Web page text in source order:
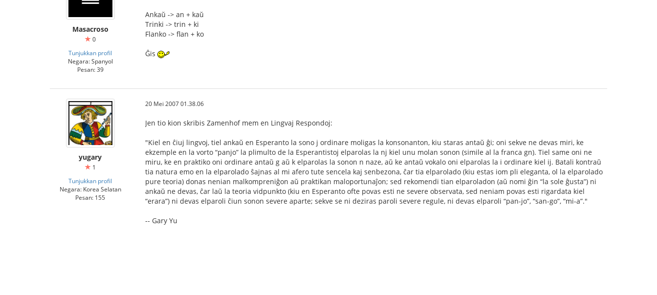
Masacroso
0
Tunjukkan profil
Negara: Spanyol
Pesan: 39
Ankaŭ -> an + kaŭ
Trinki -> trin + ki
Flanko -> flan + ko
Ĝis
yugary
1
Tunjukkan profil
Negara: Korea Selatan
Pesan: 155
20 Mei 2007 01.38.06
Jen tio kion skribis Zamenhof mem en Lingvaj Respondoj:
"Kiel en ĉiuj lingvoj, tiel ankaŭ en Esperanto la sono j ordinare moligas la konsonanton, kiu staras antaŭ ĝi; oni sekve ne devas miri, ke
ekzemple en la vorto “panjo” la plimulto de la Esperantistoj elparolas la nj kiel unu molan sonon (simile al la franca gn). Tiel same oni ne
miru, ke en praktiko oni ordinare antaŭ g aŭ k elparolas la sonon n naze, aŭ ke antaŭ vokalo oni elparolas la i ordinare kiel ij. Batali kontraŭ
tia natura emo en la elparolado ŝajnas al mi afero tute sencela kaj senbezona, ĉar tia elparolado (kiu estas iom pli eleganta, ol la elparolado
pure teoria) donas nenian malkompreniĝon aŭ praktikan maloportunaĵon; sed rekomendi tian elparoladon (aŭ nomi ĝin “la sole ĝusta”) ni
ankaŭ ne devas, ĉar laŭ la teoria vidpunkto (kiu en Esperanto ofte povas esti ne severe observata, sed neniam povas esti rigardata kiel
“erara”) ni devas elparoli ĉiun sonon severe aparte; sekve se ni deziras paroli severe regule, ni devas elparoli “pan-jo”, “san-go”, “mi-a”."
-- Gary Yu